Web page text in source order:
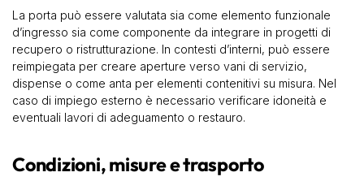
La porta può essere valutata sia come elemento funzionale
d’ingresso sia come componente da integrare in progetti di
recupero o ristrutturazione. In contesti d’interni, può essere
reimpiegata per creare aperture verso vani di servizio,
dispense o come anta per elementi contenitivi su misura. Nel
caso di impiego esterno è necessario verificare idoneità e
eventuali lavori di adeguamento o restauro.
Condizioni, misure e trasporto